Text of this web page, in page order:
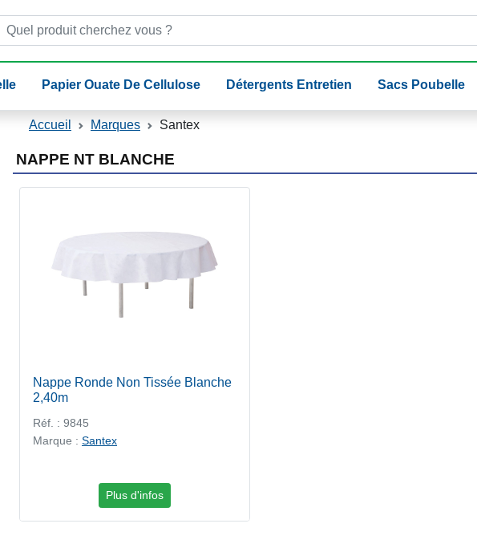
Papier Ouate De Cellulose Détergents Entretien Sacs Poubelle
Accueil Marques Santex
NAPPE NT BLANCHE
Nappe Ronde Non Tissée Blanche
2,40m
Réf. : 9845
Marque : Santex
Plus d'infos